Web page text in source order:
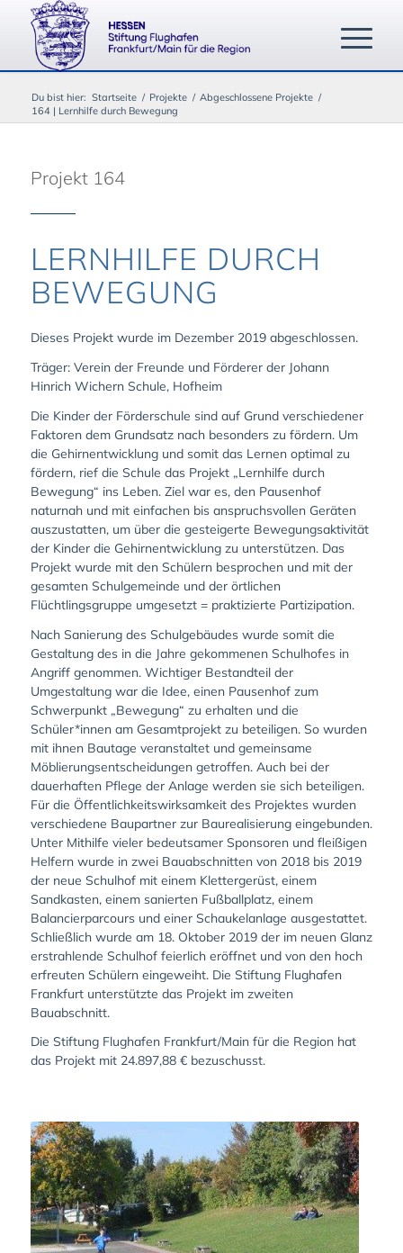
Du bist hier: Startseite / Projekte / Abgeschlossene Projekte /
164 | Lernhilfe durch Bewegung
Projekt 164
LERNHILFE DURCH
BEWEGUNG
Dieses Projekt wurde im Dezember 2019 abgeschlossen.
Träger: Verein der Freunde und Förderer der Johann
Hinrich Wichern Schule, Hofheim
Die Kinder der Förderschule sind auf Grund verschiedener
Faktoren dem Grundsatz nach besonders zu fördern. Um
die Gehirnentwicklung und somit das Lernen optimal zu
fördern, rief die Schule das Projekt „Lernhilfe durch
Bewegung“ ins Leben. Ziel war es, den Pausenhof
naturnah und mit einfachen bis anspruchsvollen Geräten
auszustatten, um über die gesteigerte Bewegungsaktivität
der Kinder die Gehirnentwicklung zu unterstützen. Das
Projekt wurde mit den Schülern besprochen und mit der
gesamten Schulgemeinde und der örtlichen
Flüchtlingsgruppe umgesetzt = praktizierte Partizipation.
Nach Sanierung des Schulgebäudes wurde somit die
Gestaltung des in die Jahre gekommenen Schulhofes in
Angriff genommen. Wichtiger Bestandteil der
Umgestaltung war die Idee, einen Pausenhof zum
Schwerpunkt „Bewegung“ zu erhalten und die
Schüler*innen am Gesamtprojekt zu beteiligen. So wurden
mit ihnen Bautage veranstaltet und gemeinsame
Möblierungsentscheidungen getroffen. Auch bei der
dauerhaften Pflege der Anlage werden sie sich beteiligen.
Für die Öffentlichkeitswirksamkeit des Projektes wurden
verschiedene Baupartner zur Baurealisierung eingebunden.
Unter Mithilfe vieler bedeutsamer Sponsoren und fleißigen
Helfern wurde in zwei Bauabschnitten von 2018 bis 2019
der neue Schulhof mit einem Klettergerüst, einem
Sandkasten, einem sanierten Fußballplatz, einem
Balancierparcours und einer Schaukelanlage ausgestattet.
Schließlich wurde am 18. Oktober 2019 der im neuen Glanz
erstrahlende Schulhof feierlich eröffnet und von den hoch
erfreuten Schülern eingeweiht. Die Stiftung Flughafen
Frankfurt unterstützte das Projekt im zweiten
Bauabschnitt.
Die Stiftung Flughafen Frankfurt/Main für die Region hat
das Projekt mit 24.897,88 € bezuschusst.